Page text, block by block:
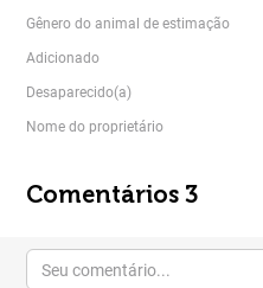
Gênero do animal de estimação
Adicionado
Desaparecido(a)
Nome do proprietário
Comentários 3